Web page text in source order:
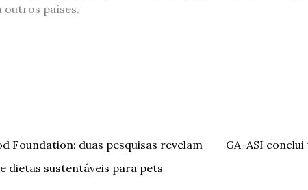
outros países.
Foundation: duas pesquisas revelam
dietas sustentáveis para pets
GA-ASI